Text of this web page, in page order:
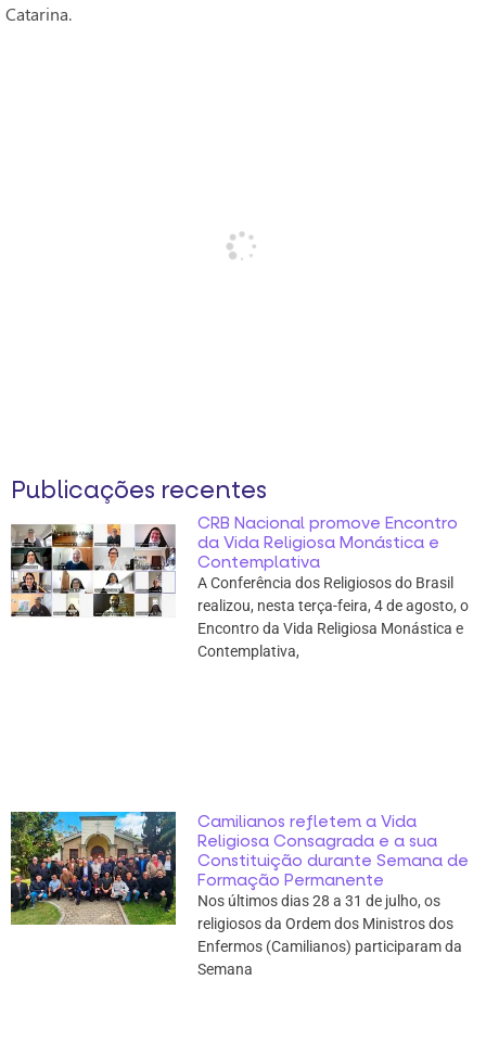
Catarina.
Publicações recentes
CRB Nacional promove Encontro
da Vida Religiosa Monástica e
Contemplativa
A Conferência dos Religiosos do Brasil
realizou, nesta terça-feira, 4 de agosto, o
Encontro da Vida Religiosa Monástica e
Contemplativa,
Camilianos refletem a Vida
Religiosa Consagrada e a sua
Constituição durante Semana de
Formação Permanente
Nos últimos dias 28 a 31 de julho, os
religiosos da Ordem dos Ministros dos
Enfermos (Camilianos) participaram da
Semana